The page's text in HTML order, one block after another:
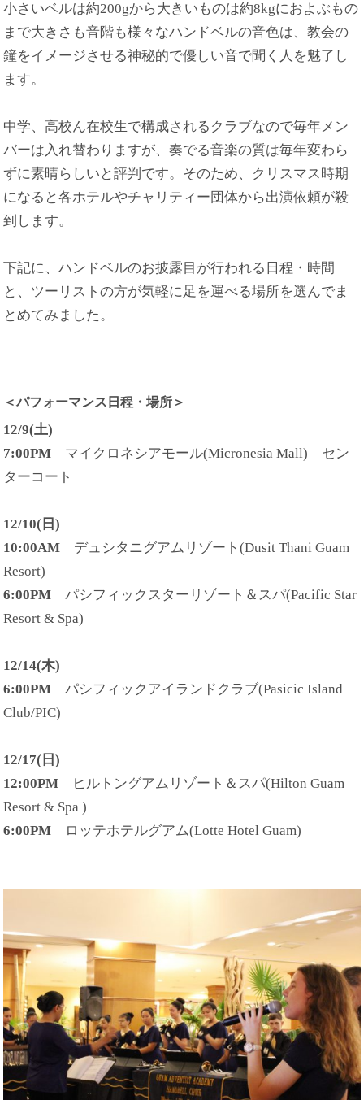
小さいベルは約200gから大きいものは約8kgにおよぶもの
まで大きさも音階も様々なハンドベルの音色は、教会の
鐘をイメージさせる神秘的で優しい音で聞く人を魅了し
ます。
中学、高校ん在校生で構成されるクラブなので毎年メン
バーは入れ替わりますが、奏でる音楽の質は毎年変わら
ずに素晴らしいと評判です。そのため、クリスマス時期
になると各ホテルやチャリティー団体から出演依頼が殺
到します。
下記に、ハンドベルのお披露目が行われる日程・時間
と、ツーリストの方が気軽に足を運べる場所を選んでま
とめてみました。
＜パフォーマンス日程・場所＞
12/9(土)
7:00PM マイクロネシアモール(Micronesia Mall) セン
ターコート
12/10(日)
10:00AM デュシタニグアムリゾート(Dusit Thani Guam
Resort)
6:00PMパシフィックスターリゾート＆スパ(Pacific Star
Resort & Spa)
12/14(木)
6:00PMパシフィックアイランドクラブ(Pasicic Island
Club/PIC)
12/17(日)
12:00PM
ヒルトングアムリゾート＆スパ(Hilton Guam
Resort & Spa )
6:00PM
ロッテホテルグアム(Lotte Hotel Guam)